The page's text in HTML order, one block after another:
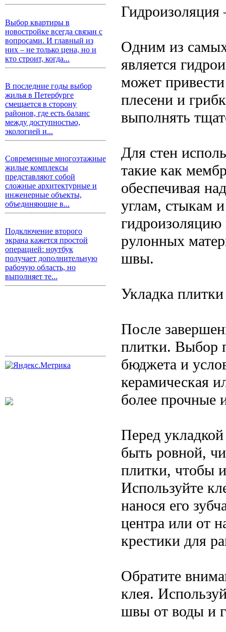
Выбор квартиры в
новостройке всегда связан с
вопросами. И главный из
них – не только цена, но и
кто строит, когда...
В последние годы выбор
жилья в Петербурге
смещается в сторону
районов, где есть баланс
между доступностью,
экологией и...
Современные многоэтажные
жилые комплексы
представляют собой
сложные архитектурные и
инженерные объекты,
объединяющие в...
Подключение второго
экрана кажется простой
операцией: ноутбук
получает дополнительную
рабочую область, но
выполняет те...
Гидроизоляция
Одним из
является
может
плесени и
выполнять
Для стен
такие как
обеспечивая
углам, стыкам
рулонных
швы.
Укладка
После
плитки. Выбор
бюджета и
керамическая
более прочные
Перед
быть ровной,
плитки, чтобы
Используйте
нанося его
центра или от
крестики для
Обратите
клея.
швы от воды и